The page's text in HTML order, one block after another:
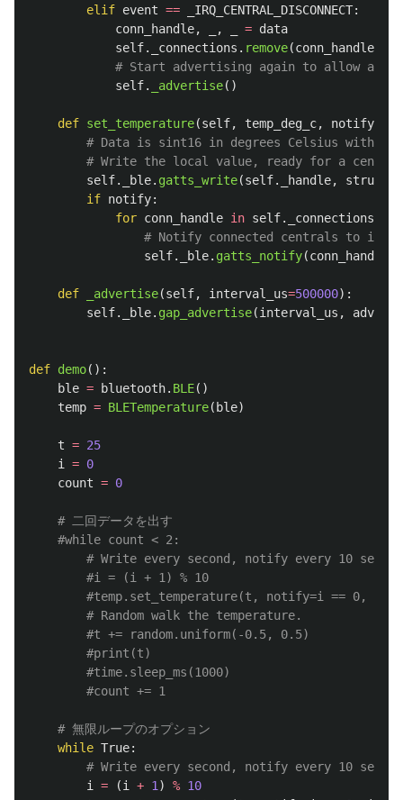
elif event == _IRQ_CENTRAL_DISCONNECT:
conn_handle, , = data
self. _connections . remove(conn_handle
self. _advertise()
def set_temperature(self, temp_deg_c, notify
self. _ble. gatts_write(self. _handle, struct
if notify:
for conn_handle in self. _connections
self. _ble. gatts_notify(conn_handle
def _advertise(self, interval_us=500000):
self. _ble. gap_advertise(interval_us ,
def demo():
ble = bluetooth. BLE()
temp = BLETemperature( ble)
t = 25
i = 0
count = 0
while True:
i = (i + 1) % 10